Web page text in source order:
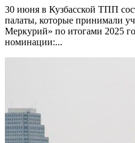
30 июня в Кузбасской ТПП
палаты, которые принимали
Меркурий» по итогами 2025
номинации:...